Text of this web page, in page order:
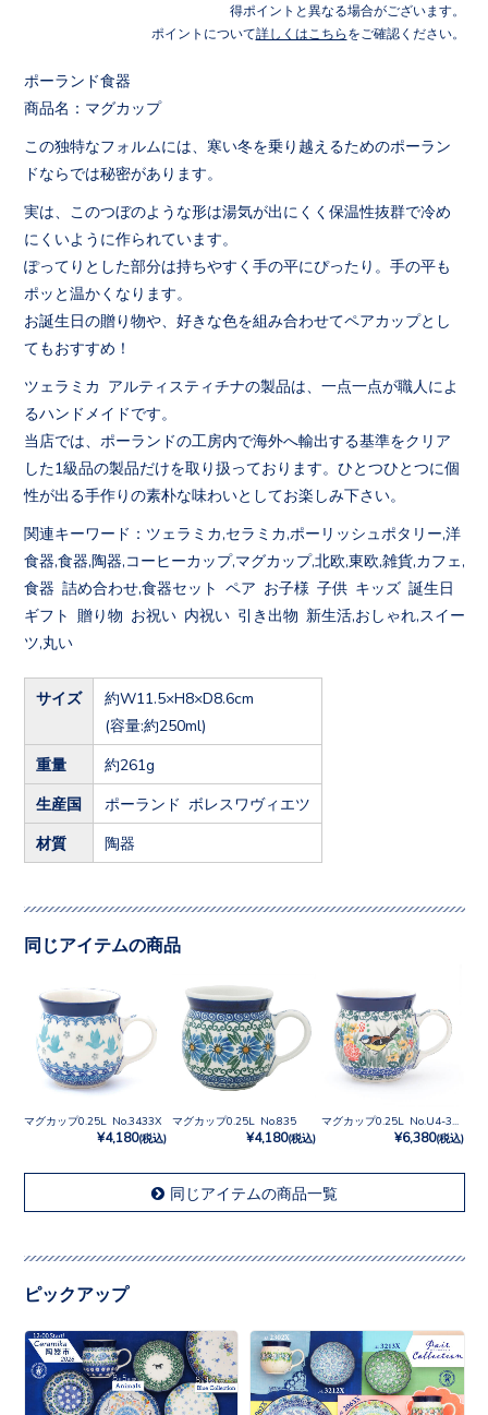
得ポイントと異なる場合がございます。
ポイントについて詳しくはこちら をご確認ください。
ポーランド食器
商品名：マグカップ
この独特なフォルムには、寒い冬を乗り越えるためのポーラン
ドならでは秘密があります。
実は、このつぼのような形は湯気が出にくく保温性抜群で冷め
にくいように作られています。
ぽってりとした部分は持ちやすく手の平にぴったり。手の平も
ポッと温かくなります。
お誕生日の贈り物や、好きな色を組み合わせてペアカップとし
てもおすすめ！
ツェラミカ アルティスティチナの製品は、一点一点が職人によ
るハンドメイドです。
当店では、ポーランドの工房内で海外へ輸出する基準をクリア
した1級品の製品だけを取り扱っております。ひとつひとつに個
性が出る手作りの素朴な味わいとしてお楽しみ下さい。
関連キーワード：ツェラミカ,セラミカ,ポーリッシュポタリー,洋
食器,食器,陶器,コーヒーカップ,マグカップ,北欧,東欧,雑貨,カフェ,
食器 詰め合わせ,食器セット ペア お子様 子供 キッズ 誕生日
ギフト 贈り物 お祝い 内祝い 引き出物 新生活,おしゃれ,スイー
ツ,丸い
サイズ
約W11.5×H8×D8.6cm
(容量:約250ml)
重量 約261g
生産国 ポーランド ボレスワヴィエツ
材質 陶器
同じアイテムの商品
マグカップ0.25L No.3433X
¥4,180(税込)
マグカップ0.25L No.835
¥4,180(税込) ¥6,380(税込)
同じアイテムの商品一覧
ピックアップ